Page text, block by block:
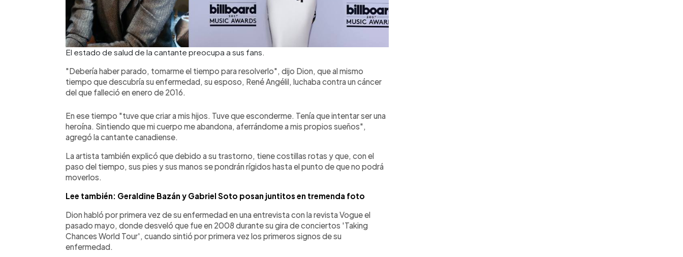
El estado de salud de la cantante preocupa a sus fans.
"Debería haber parado, tomarme el tiempo para resolverlo", dijo Dion, que al mismo
tiempo que descubría su enfermedad, su esposo, René Angélil, luchaba contra un cáncer
del que falleció en enero de 2016.
En ese tiempo "tuve que criar a mis hijos. Tuve que esconderme. Tenía que intentar ser una
heroína. Sintiendo que mi cuerpo me abandona, aferrándome a mis propios sueños",
agregó la cantante canadiense.
La artista también explicó que debido a su trastorno, tiene costillas rotas y que, con el
paso del tiempo, sus pies y sus manos se pondrán rígidos hasta el punto de que no podrá
moverlos.
Lee también: Geraldine Bazán y Gabriel Soto posan juntitos en tremenda foto
Dion habló por primera vez de su enfermedad en una entrevista con la revista Vogue el
pasado mayo, donde desveló que fue en 2008 durante su gira de conciertos 'Taking
Chances World Tour', cuando sintió por primera vez los primeros signos de su
enfermedad.